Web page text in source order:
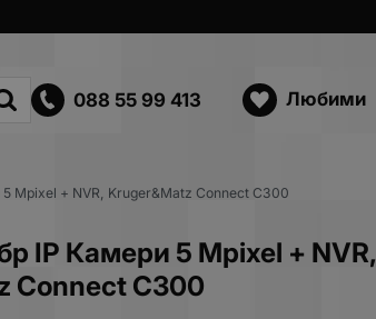
088 55 99 413 Любими
Мpixel + NVR, Kruger&Matz Connect C300
IP Камери 5 Мpixel + NVR,
Connect C300